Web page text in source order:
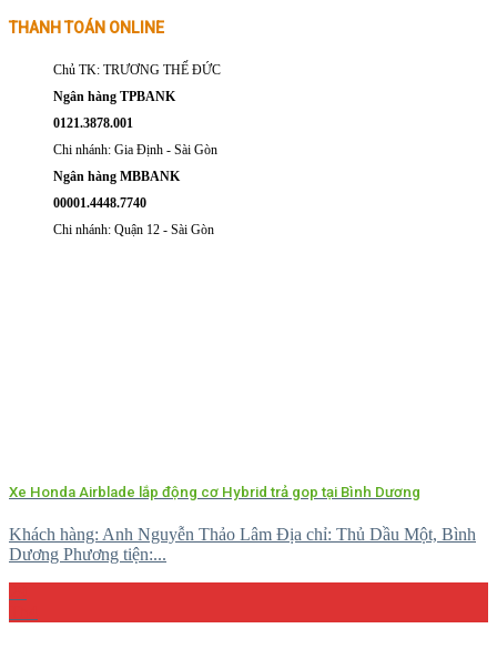
THANH TOÁN ONLINE
Chủ TK: TRƯƠNG THẾ ĐỨC
Ngân hàng TPBANK
0121.3878.001
Chi nhánh: Gia Định - Sài Gòn
Ngân hàng MBBANK
00001.4448.7740
Chi nhánh: Quận 12 - Sài Gòn
Xe Honda Airblade lắp động cơ Hybrid trả gop tại Bình Dương
Khách hàng: Anh Nguyễn Thảo Lâm Địa chỉ: Thủ Dầu Một, Bình
Dương Phương tiện:...